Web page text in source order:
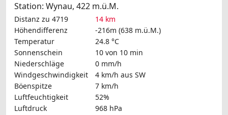
Station: Wynau, 422 m.ü.M.
Distanz zu 4719
14 km
Höhendifferenz
-216m (638 m.ü.M.)
Temperatur
24.8 °C
Sonnenschein
10 von 10 min
Niederschläge
0 mm/h
Windgeschwindigkeit
4 km/h aus SW
Böenspitze
7 km/h
Luftfeuchtigkeit
52%
Luftdruck
968 hPa